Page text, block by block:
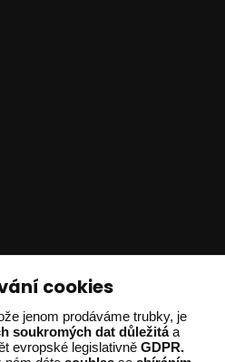
cookies
jenom prodáváme trubky, je
soukromých dat důležitáa
evropské legislativně GDPR.